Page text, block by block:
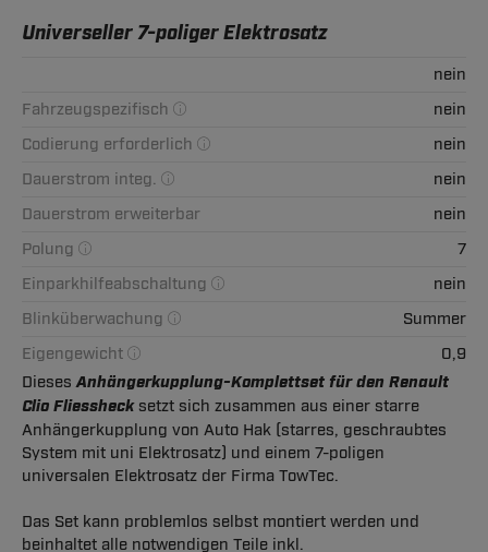
Universeller 7-poliger Elektrosatz
nein
Fahrzeugspezifisch
nein
Codierung erforderlich
nein
Dauerstrom integ.
nein
Dauerstrom erweiterbar
nein
Polung
7
Einparkhilfeabschaltung
nein
Blinküberwachung
Summer
Eigengewicht
0,9
DiesesAnhängerkupplung-Komplettset für den Renault
Clio Fliesshecksetzt sich zusammen aus einer starre
Anhängerkupplung von Auto Hak (starres, geschraubtes
System mit uni Elektrosatz) und einem 7-poligen
universalen Elektrosatz der Firma TowTec.
Das Set kann problemlos selbst montiert werden und
beinhaltet alle notwendigen Teile inkl.